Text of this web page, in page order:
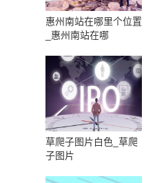
惠州南站在哪里个位置
_惠州南站在哪
草爬子图片白色_草爬
子图片